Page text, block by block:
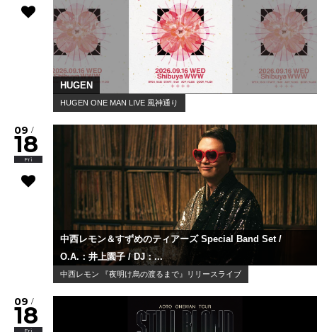
HUGEN
HUGEN ONE MAN LIVE 風神通り
09 /
18
Fri
中西レモン＆すずめのティアーズ Special Band Set /
O.A.：井上園子 / DJ：...
中西レモン 『夜明け烏の渡るまで』リリースライブ
09 /
18
Fri